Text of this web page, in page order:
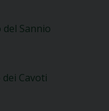
del Sannio
Cavoti